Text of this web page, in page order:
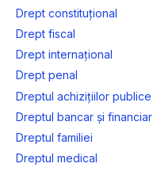
Drept constituțional
Drept fiscal
Drept internațional
Drept penal
Dreptul achizițiilor publice
Dreptul bancar și financiar
Dreptul familiei
Dreptul medical